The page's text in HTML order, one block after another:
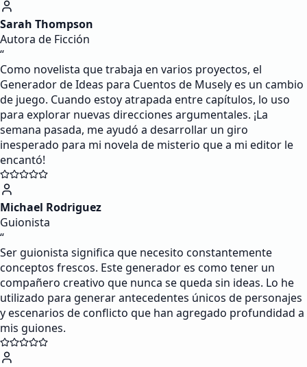
Sarah Thompson
Autora de Ficción
“
Como novelista que trabaja en varios proyectos, el
Generador de Ideas para Cuentos de Musely es un cambio
de juego. Cuando estoy atrapada entre capítulos, lo uso
para explorar nuevas direcciones argumentales. ¡La
semana pasada, me ayudó a desarrollar un giro
inesperado para mi novela de misterio que a mi editor le
encantó!
Michael Rodriguez
Guionista
“
Ser guionista significa que necesito constantemente
conceptos frescos. Este generador es como tener un
compañero creativo que nunca se queda sin ideas. Lo he
utilizado para generar antecedentes únicos de personajes
y escenarios de conflicto que han agregado profundidad a
mis guiones.